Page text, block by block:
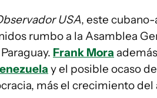
USA, este
rumbo a la Asamblea
Frank Mora
y el posible ocaso
más el crecimiento